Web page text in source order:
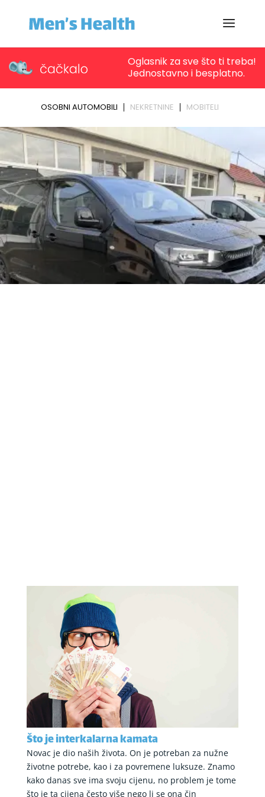
Što je interkalarna kamata
Novac je dio naših života. On je potreban za nužne
životne potrebe, kao i za povremene luksuze. Znamo
kako danas sve ima svoju cijenu, no problem je tome
što je ta cijena često više nego li se ona čin